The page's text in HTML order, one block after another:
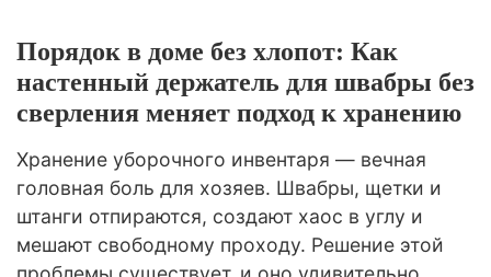
Порядок в доме без хлопот: Как
настенный держатель для швабры без
сверления меняет подход к хранению
Хранение уборочного инвентаря — вечная
головная боль для хозяев. Швабры, щетки и
штанги отпираются, создают хаос в углу и
мешают свободному проходу. Решение этой